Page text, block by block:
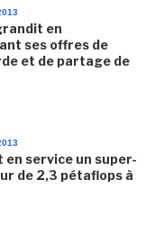
en
ses offres de
et de partage de
en service un super-
de 2,3 pétaflops à